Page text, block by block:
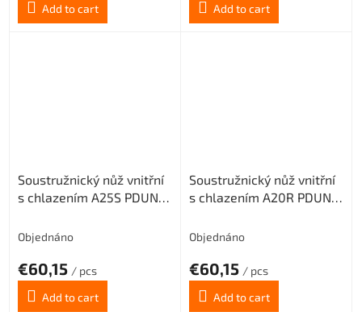
Add to cart
Add to cart
Soustružnický nůž vnitřní
s chlazením A25S PDUNR
1506.. (pravý)
Objednáno
€60,15 / pcs
Add to cart
Soustružnický nůž vnitřní
s chlazením A20R PDUNR
1104.. (pravý)
Objednáno
€60,15 / pcs
Add to cart